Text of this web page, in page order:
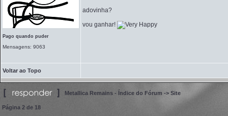
Pago quando puder
Mensagens: 9063
adovinha?
vou ganhar!
Voltar ao Topo
Metallica Remains - Índice do Fórum -> Site
Página 2 de 18